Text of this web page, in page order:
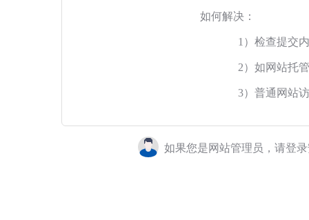
如何解决：
1）检查提交
2）如网站托
3）普通网站
如果您是网站管理员，请登